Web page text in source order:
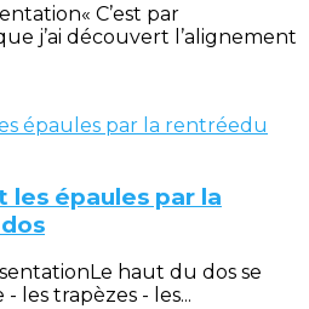
C’est par
j’ai découvert l’alignement
les épaules par la
haut du dos se
les trapèzes - les...